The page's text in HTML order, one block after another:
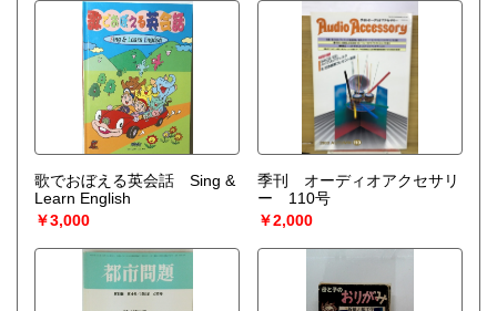
058-322-2366
----------------------------------------
取り扱い分野
オールジャンル、戦前紙モノ、古典籍
歌でおぼえる英会話 Sing &
Learn English
￥3,000
季刊 オーディオアクセサリ
ー 110号
￥2,000